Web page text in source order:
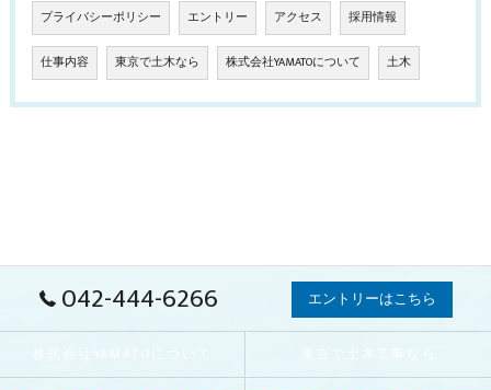
プライバシーポリシー エントリー アクセス 採用情報
仕事内容 東京で土木なら 株式会社YAMATOについて 土木
042-444-6266 エントリーはこちら